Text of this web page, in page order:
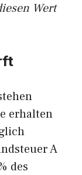
Wert
erhalten
A
des